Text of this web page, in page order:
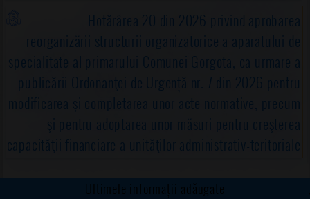
Hotărârea 20 din 2026 privind aprobarea
reorganizării structurii organizatorice a aparatului de
specialitate al primarului Comunei Gorgota, ca urmare a
publicării Ordonanţei de Urgență nr. 7 din 2026 pentru
modificarea şi completarea unor acte normative, precum
şi pentru adoptarea unor măsuri pentru creşterea
capacităţii financiare a unităţilor administrativ-teritoriale
Ultimele informații adăugate